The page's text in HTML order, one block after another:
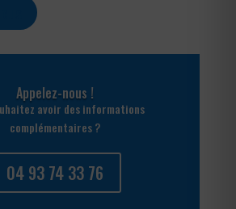
Appelez-nous !
avoir des informations
complémentaires ?
04 93 74 33 76